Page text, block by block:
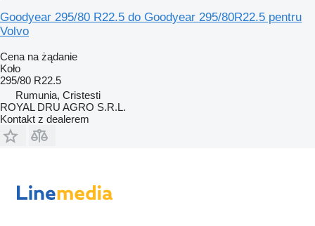
Goodyear 295/80 R22.5 do Goodyear 295/80R22.5 pentru
Volvo
Cena na żądanie
Koło
295/80 R22.5
Rumunia, Cristesti
ROYAL DRU AGRO S.R.L.
Kontakt z dealerem